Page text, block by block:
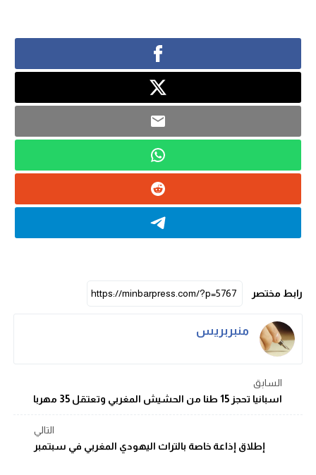
رابط مختصر
منبربريس
السابق
اسبانيا تحجز 15 طنا من الحشيش المغربي وتعتقل 35 مهربا
التالي
إطلاق إذاعة خاصة بالتراث اليهودي المغربي في سبتمبر